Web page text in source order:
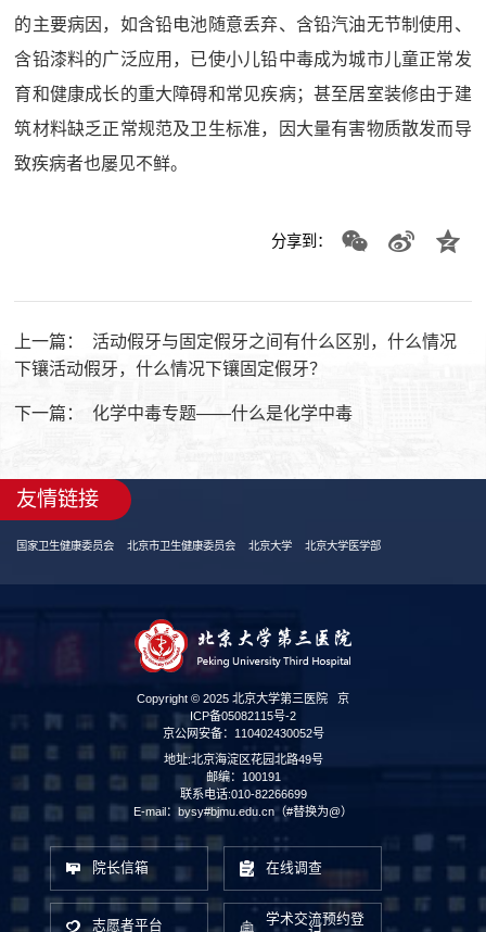
的主要病因，如含铅电池随意丢弃、含铅汽油无节制使用、
含铅漆料的广泛应用，已使小儿铅中毒成为城市儿童正常发
育和健康成长的重大障碍和常见疾病；甚至居室装修由于建
筑材料缺乏正常规范及卫生标准，因大量有害物质散发而导
致疾病者也屡见不鲜。
分享到：
上一篇：
活动假牙与固定假牙之间有什么区别，什么情况
下镶活动假牙，什么情况下镶固定假牙？
下一篇： 化学中毒专题——什么是化学中毒
友情链接
国家卫生健康委员会 北京市卫生健康委员会 北京大学 北京大学医学部
Copyright © 2025 北京大学第三医院 京
ICP备05082115号-2
京公网安备：110402430052号
地址:北京海淀区花园北路49号
邮编：100191
联系电话:010-82266699
E-mail：bysy#bjmu.edu.cn（#替换为@）
院长信箱 在线调查
志愿者平台
学术交流预约登